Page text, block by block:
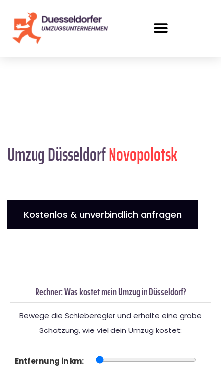
Umzug DüsseldorfNovopolotsk
Kostenlos & unverbindlich anfragen
Rechner: Was kostet mein Umzug in Düsseldorf?
Bewege die Schieberegler und erhalte eine grobe
Schätzung, wie viel dein Umzug kostet:
Entfernung in km: